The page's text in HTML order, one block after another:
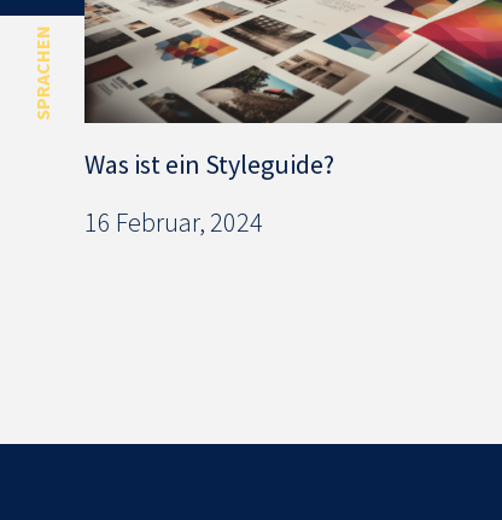
Was ist ein Styleguide?
16 Februar, 2024
SPRACHEN